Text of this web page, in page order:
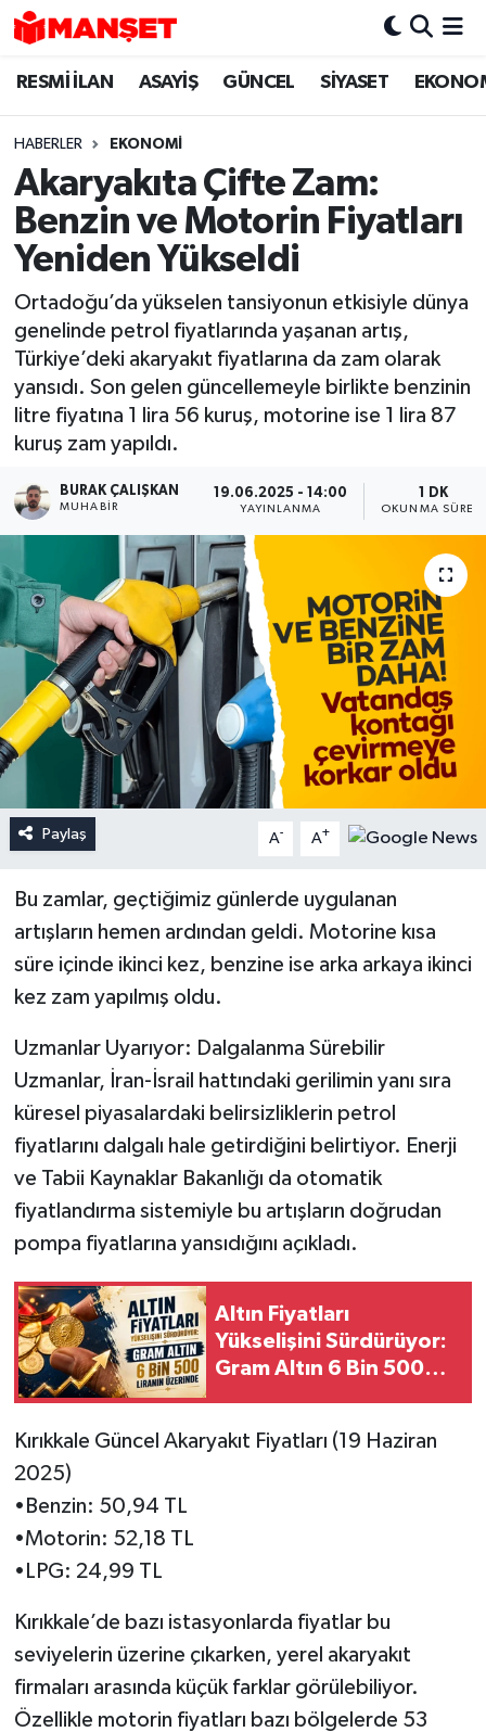
RESMİ İLAN ASAYİŞ GÜNCEL SİYASET
HABERLER EKONOMİ
Akaryakıta Çifte Zam:
Benzin ve Motorin Fiyatları
Yeniden Yükseldi
Ortadoğu’da yükselen tansiyonun etkisiyle dünya
genelinde petrol fiyatlarında yaşanan artış,
Türkiye’deki akaryakıt fiyatlarına da zam olarak
yansıdı. Son gelen güncellemeyle birlikte benzinin
litre fiyatına 1 lira 56 kuruş, motorine ise 1 lira 87
kuruş zam yapıldı.
BURAK ÇALIŞKAN
MUHABIR
19.06.2025 - 14:00
YAYINLANMA
1 DK
OKUNMA SÜRESI
Paylaş A- A+
Bu zamlar, geçtiğimiz günlerde uygulanan
artışların hemen ardından geldi. Motorine kısa
süre içinde ikinci kez, benzine ise arka arkaya ikinci
kez zam yapılmış oldu.
Uzmanlar Uyarıyor: Dalgalanma Sürebilir
Uzmanlar, İran-İsrail hattındaki gerilimin yanı sıra
küresel piyasalardaki belirsizliklerin petrol
fiyatlarını dalgalı hale getirdiğini belirtiyor. Enerji
ve Tabii Kaynaklar Bakanlığı da otomatik
fiyatlandırma sistemiyle bu artışların doğrudan
pompa fiyatlarına yansıdığını açıkladı.
Altın Fiyatları
Yükselişini Sürdürüyor:
Gram Altın 6 Bin 500
Kırıkkale Güncel Akaryakıt Fiyatları (19 Haziran
2025)
•Benzin: 50,94 TL
•Motorin: 52,18 TL
•LPG: 24,99 TL
Kırıkkale’de bazı istasyonlarda fiyatlar bu
seviyelerin üzerine çıkarken, yerel akaryakıt
firmaları arasında küçük farklar görülebiliyor.
Özellikle motorin fiyatları bazı bölgelerde 53
Hava Durumu
Trafik Durumu
Süper Lig Puan Durumu ve Fikstür
Tüm Manşetler
Son Dakika Haberleri
Haber Arşivi